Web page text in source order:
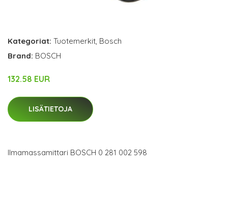
Kategoriat: Tuotemerkit, Bosch
Brand: BOSCH
132.58 EUR
LISÄTIETOJA
Ilmamassamittari BOSCH 0 281 002 598